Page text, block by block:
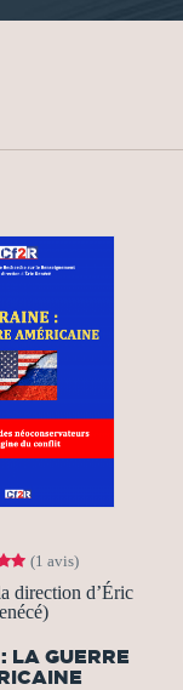
(1 avis)
direction d’Éric
LA GUERRE